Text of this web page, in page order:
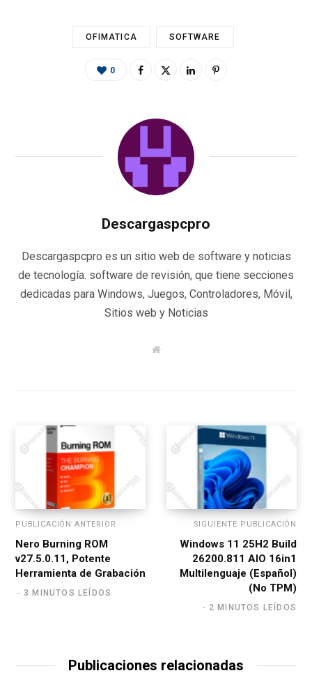
OFIMATICA SOFTWARE
0
Descargaspcpro
Descargaspcpro es un sitio web de software y noticias
de tecnología. software de revisión, que tiene secciones
dedicadas para Windows, Juegos, Controladores, Móvil,
Sitios web y Noticias
W
PUBLICACIÓN ANTERIOR
Nero Burning ROM
v27.5.0.11, Potente
Herramienta de Grabación
3 MINUTOS LEÍDOS
SIGUIENTE PUBLICACIÓN
Windows 11 25H2 Build
26200.811 AIO 16in1
Multilenguaje (Español)
(No TPM)
2 MINUTOS LEÍDOS
Publicaciones relacionadas